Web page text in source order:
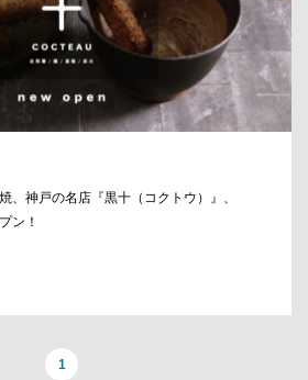
、神戸の名店『黒十（コクトウ）』、
ン！
1